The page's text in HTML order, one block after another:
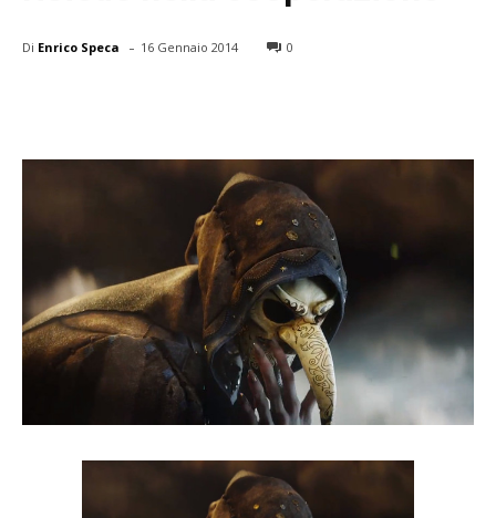
Di Enrico Speca - 16 Gennaio 2014 0